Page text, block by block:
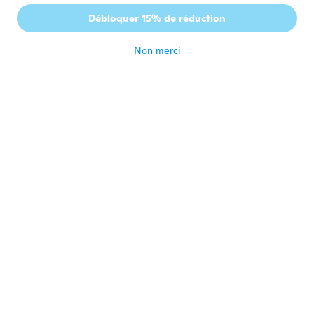
Pavel
Inscrit depuis 2019 · 955 avis · 1 chargements
Débloquer 15% de réduction
Non merci